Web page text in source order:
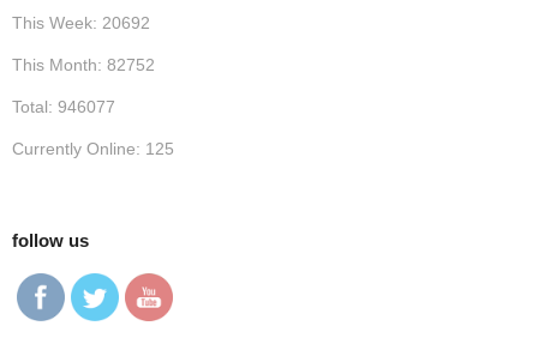
This Week: 20692
This Month: 82752
Total: 946077
Currently Online: 125
follow us